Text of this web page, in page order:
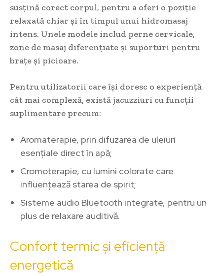
susțină corect corpul, pentru a oferi o poziție
relaxată chiar și în timpul unui hidromasaj
intens. Unele modele includ perne cervicale,
zone de masaj diferențiate și suporturi pentru
brațe și picioare.
Pentru utilizatorii care își doresc o experiență
cât mai complexă, există jacuzziuri cu funcții
suplimentare precum:
Aromaterapie, prin difuzarea de uleiuri
esențiale direct în apă;
Cromoterapie, cu lumini colorate care
influențează starea de spirit;
Sisteme audio Bluetooth integrate, pentru un
plus de relaxare auditivă.
Confort termic și eficiență
energetică